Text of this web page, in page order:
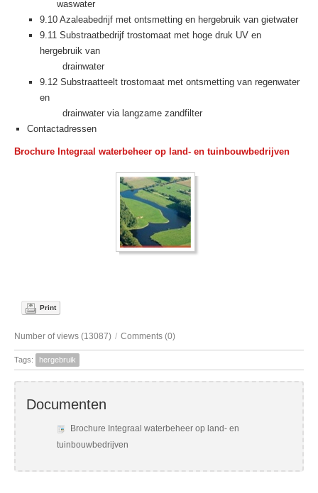
waswater
9.10 Azaleabedrijf met ontsmetting en hergebruik van gietwater
9.11 Substraatbedrijf trostomaat met hoge druk UV en
hergebruik van
drainwater
9.12 Substraatteelt trostomaat met ontsmetting van regenwater
en
drainwater via langzame zandfilter
Contactadressen
Brochure Integraal waterbeheer op land- en tuinbouwbedrijven
Print
Number of views (13087) / Comments (0)
Tags: hergebruik
Documenten
Brochure Integraal waterbeheer op land- en
tuinbouwbedrijven